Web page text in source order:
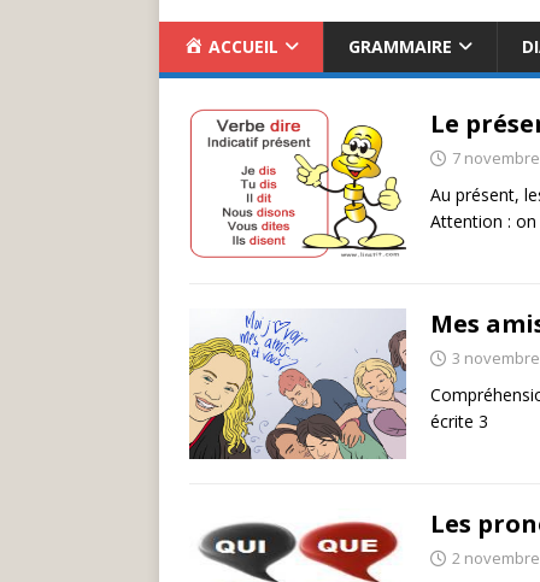
ACCUEIL GRAMMAIRE
Le
7
Au présent,
Attention : on
Mes
3
écrite 3
Les
2